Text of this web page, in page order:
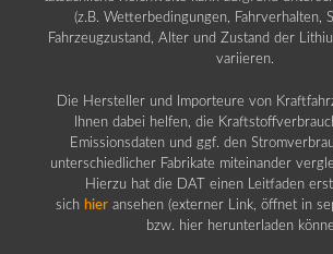
(z.B. Wetterbedingungen, Fahrverhalten,
Fahrzeugzustand, Alter und Zustand der
variieren.
Die Hersteller und Importeure von
Ihnen dabei helfen, die
Emissionsdaten und ggf. den
unterschiedlicher Fabrikate miteinander
Hierzu hat die DAT einen Leitfaden
sich hier ansehen (externer Link, öffnet in
bzw. hier herunterladen